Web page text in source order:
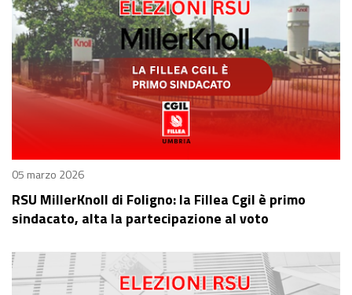
05 marzo 2026
RSU MillerKnoll di Foligno: la Fillea Cgil è primo
sindacato, alta la partecipazione al voto